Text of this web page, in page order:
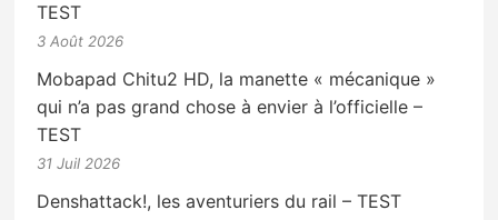
TEST
3 Août 2026
Mobapad Chitu2 HD, la manette « mécanique »
qui n’a pas grand chose à envier à l’officielle –
TEST
31 Juil 2026
Denshattack!, les aventuriers du rail – TEST